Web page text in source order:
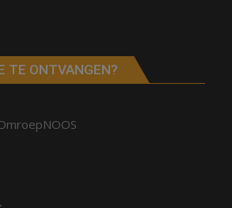
TE ONTVANGEN?